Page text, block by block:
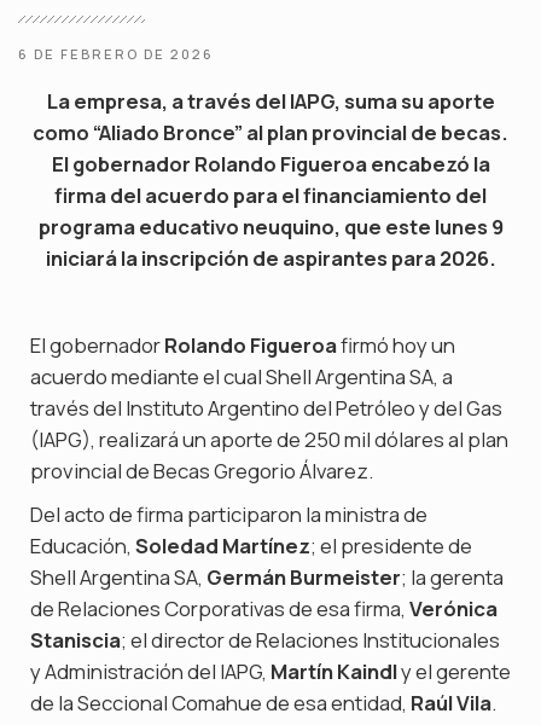
6 DE FEBRERO DE 2026
La empresa, a través del IAPG, suma su aporte
como “Aliado Bronce” al plan provincial de becas.
El gobernador Rolando Figueroa encabezó la
firma del acuerdo para el financiamiento del
programa educativo neuquino, que este lunes 9
iniciará la inscripción de aspirantes para 2026.
El gobernadorRolando Figueroafirmó hoy un
acuerdo mediante el cual Shell Argentina SA, a
través del Instituto Argentino del Petróleo y del Gas
(IAPG), realizará un aporte de 250 mil dólares al plan
provincial de Becas Gregorio Álvarez.
Del acto de firma participaron la ministra de
Educación, Soledad Martínez; el presidente de
Shell Argentina SA, Germán Burmeister; la gerenta
de Relaciones Corporativas de esa firma, Verónica
Staniscia; el director de Relaciones Institucionales
y Administración del IAPG, Martín Kaindly el gerente
de la Seccional Comahue de esa entidad, Raúl Vila.